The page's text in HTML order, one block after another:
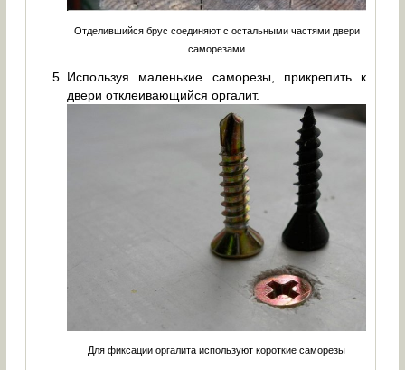
Отделившийся брус соединяют с остальными частями двери
саморезами
Используя маленькие саморезы, прикрепить к
двери отклеивающийся оргалит.
Для фиксации оргалита используют короткие саморезы